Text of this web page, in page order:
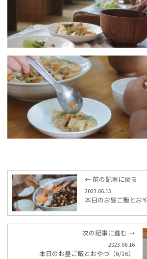
← 前の記事に戻る
2023.06.13
本日のお昼ご飯とお
次の記事に進む →
2023.06.16
本日のお昼ご飯とおやつ（6/16）